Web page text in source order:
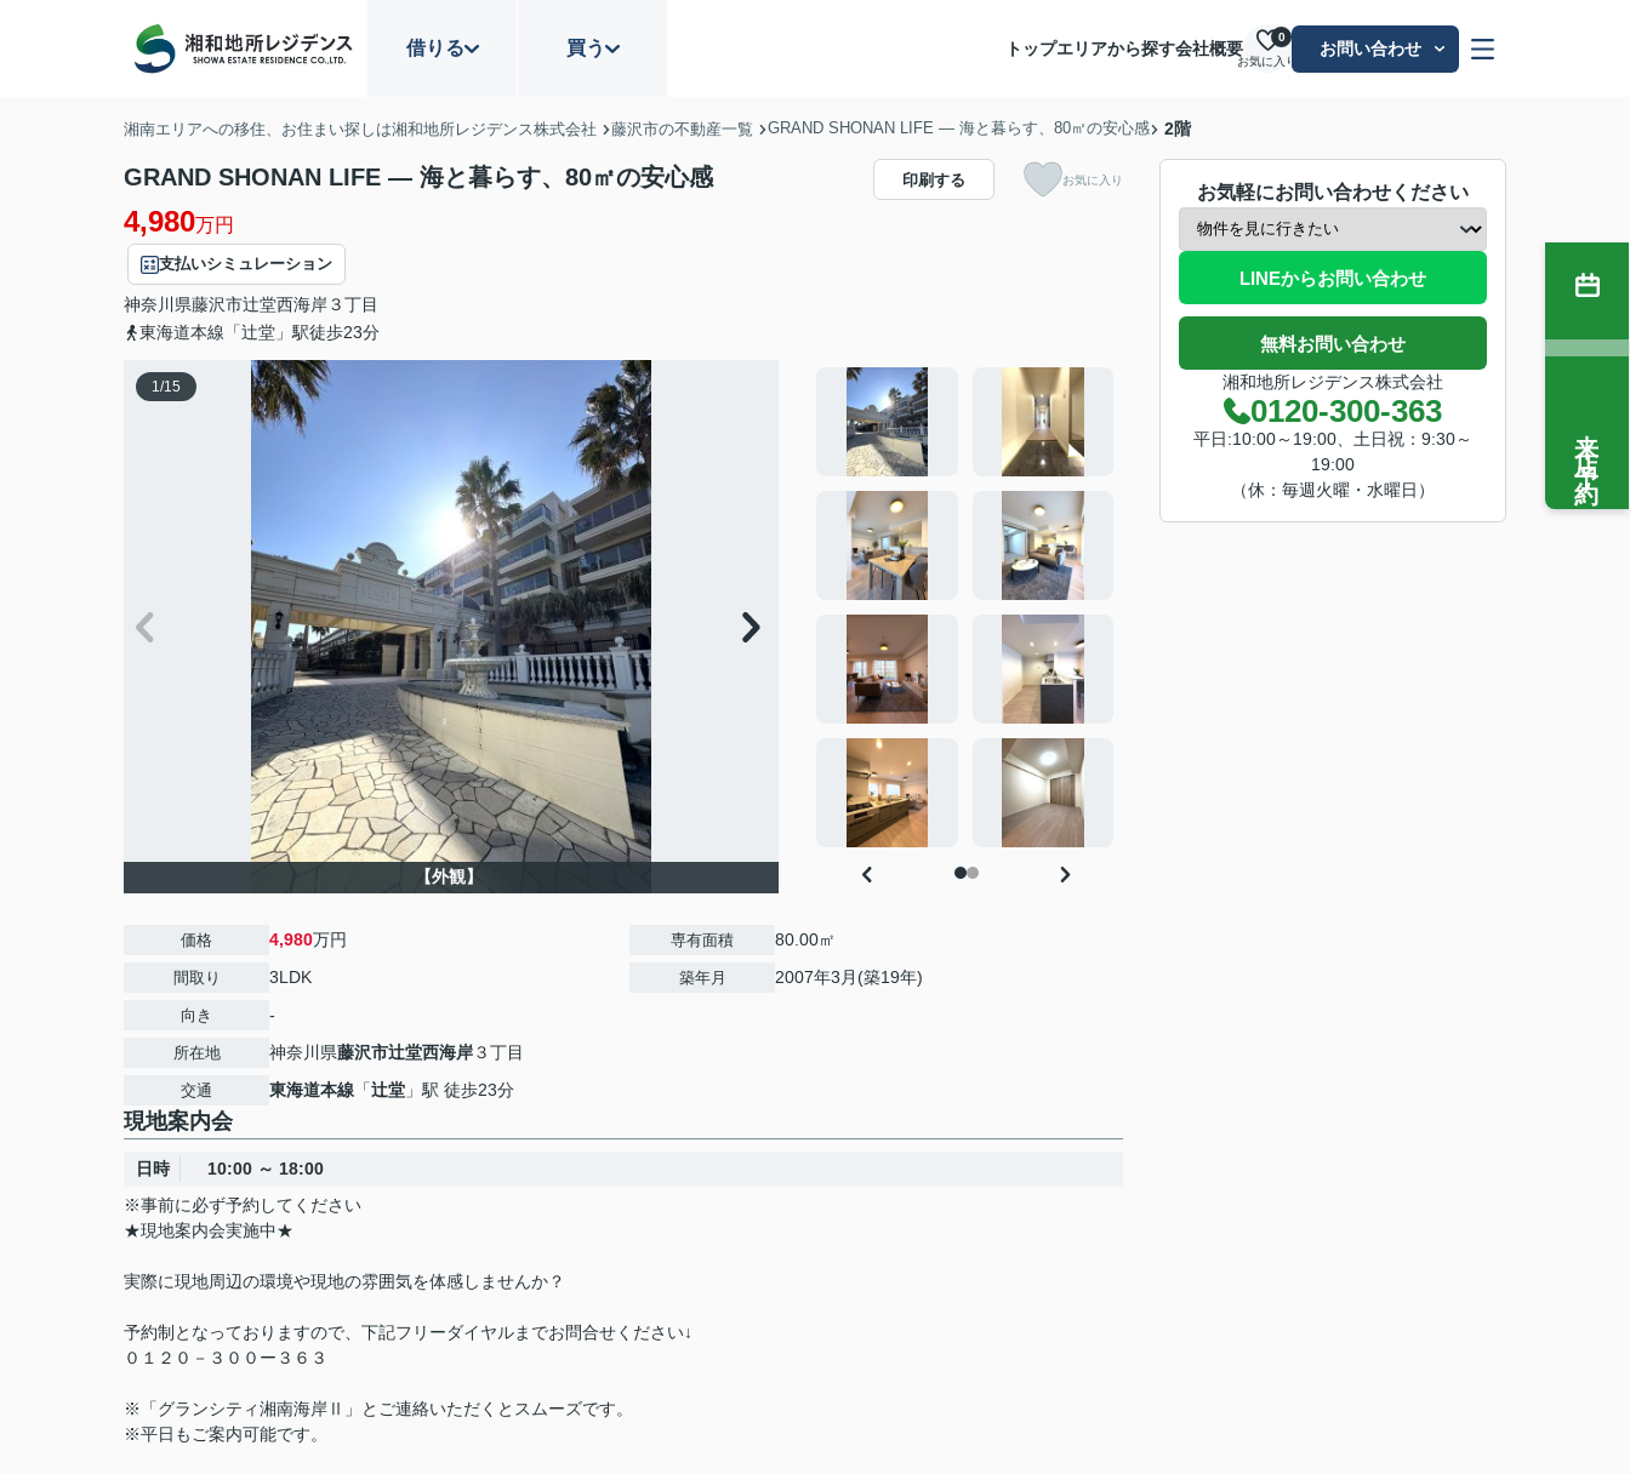
借りる 買う トップエリアから探す会社概要
お気に入り
0
お問い合わせ
湘南エリアへの移住、お住まい探しは湘和地所レジデンス株式会社 藤沢市の不動産一覧 GRAND SHONAN LIFE — 海と暮らす、80㎡の安心感 2階
GRAND SHONAN LIFE — 海と暮らす、80㎡の安心感
4,980万円
支払いシミュレーション
神奈川県藤沢市辻堂西海岸３丁目
東海道本線「辻堂」駅徒歩23分
印刷する お気に入り
1/15
【外観】
価格 4,980万円
間取り 3LDK
向き -
所在地 神奈川県藤沢市辻堂西海岸３丁目
交通 東海道本線 「辻堂 」駅 徒歩23分
専有面積 80.00㎡
築年月 2007年3月(築19年)
現地案内会
日時
10:00 ～ 18:00
※事前に必ず予約してください
★現地案内会実施中★
実際に現地周辺の環境や現地の雰囲気を体感しませんか？
予約制となっておりますので、下記フリーダイヤルまでお問合せください↓
０１２０－３００ー３６３
※「グランシティ湘南海岸Ⅱ」とご連絡いただくとスムーズです。
※平日もご案内可能です。
お気軽にお問い合わせください
LINEからお問い合わせ
無料お問い合わせ
湘和地所レジデンス株式会社
0120-300-363
平日:10:00～19:00、土日祝：9:30～
19:00
（休：毎週火曜・水曜日）
来店予約